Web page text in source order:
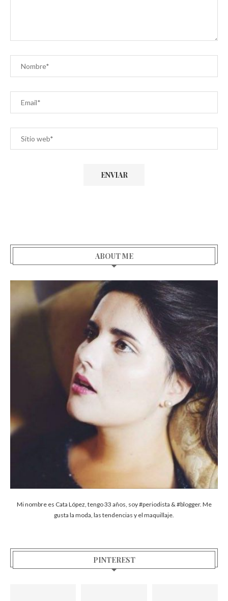
ABOUT ME
Mi nombre es Cata López, tengo 33 años, soy #periodista & #blogger. Me
gusta la moda, las tendencias y el maquillaje.
PINTEREST